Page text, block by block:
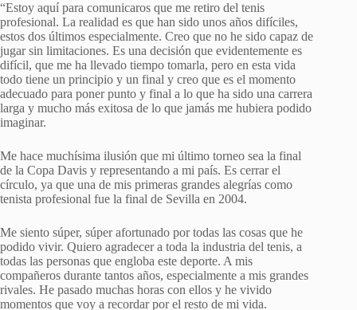
“Estoy aquí para comunicaros que me retiro del tenis
profesional. La realidad es que han sido unos años difíciles,
estos dos últimos especialmente. Creo que no he sido capaz de
jugar sin limitaciones. Es una decisión que evidentemente es
difícil, que me ha llevado tiempo tomarla, pero en esta vida
todo tiene un principio y un final y creo que es el momento
adecuado para poner punto y final a lo que ha sido una carrera
larga y mucho más exitosa de lo que jamás me hubiera podido
imaginar.
Me hace muchísima ilusión que mi último torneo sea la final
de la Copa Davis y representando a mi país. Es cerrar el
círculo, ya que una de mis primeras grandes alegrías como
tenista profesional fue la final de Sevilla en 2004.
Me siento súper, súper afortunado por todas las cosas que he
podido vivir. Quiero agradecer a toda la industria del tenis, a
todas las personas que engloba este deporte. A mis
compañeros durante tantos años, especialmente a mis grandes
rivales. He pasado muchas horas con ellos y he vivido
momentos que voy a recordar por el resto de mi vida.